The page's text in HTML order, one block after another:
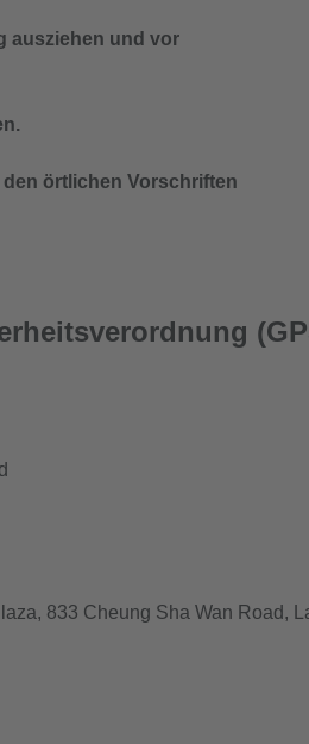
ausziehen und vor
örtlichen Vorschriften
833 Cheung Sha Wan Road,